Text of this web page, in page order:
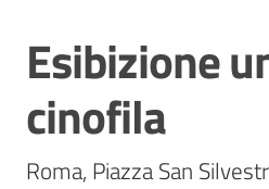
Comunicazione
e
media
Salta al contenuto
Esibizione
cinofila
Roma, Piazza San